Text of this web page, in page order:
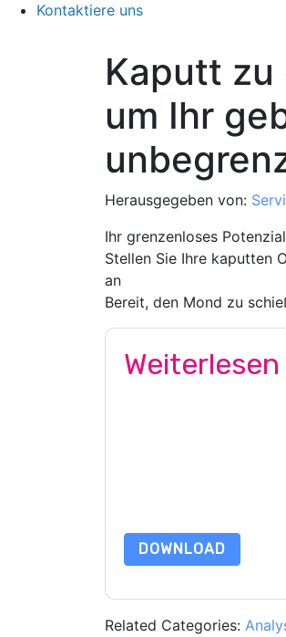
Kontaktiere uns
Kaputt zu
um Ihr
Herausgegeben von:
Ihr grenzenloses
Stellen Sie Ihre kaputten
an
Bereit, den Mond zu
Weiterlesen
DOWNLOAD
Related Categories: